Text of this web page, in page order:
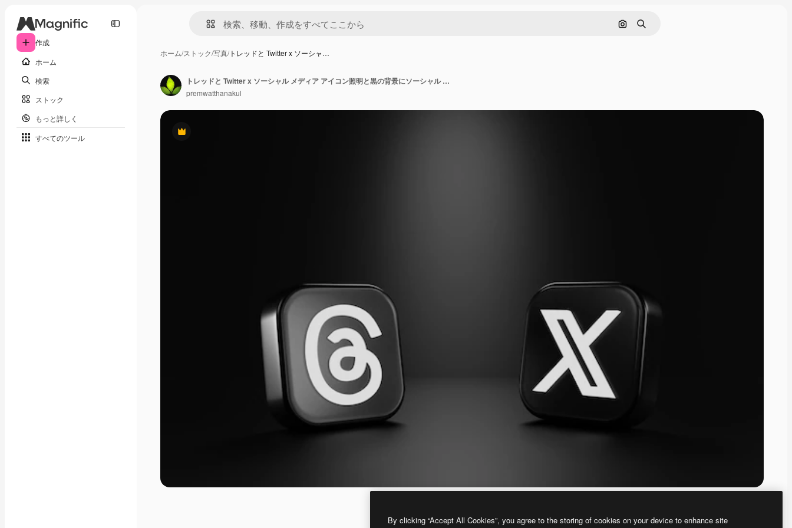
作成
ホーム
検索
ストック
もっと詳しく
すべてのツール
画像で検索
検索
ホーム/ストック/写真/トレッドと Twitter x ソーシャ…
Premium
トレッドと Twitter x ソーシャル メディア アイコン照明と黒の背景にソーシャル メディア 3 d レンダリング アイコン
premwatthanakul
By clicking “Accept All Cookies”, you agree to the storing of cookies on your device to enhance site